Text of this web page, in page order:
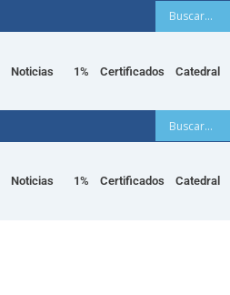
Noticias 1% Certificados Catedral
Noticias 1% Certificados Catedral